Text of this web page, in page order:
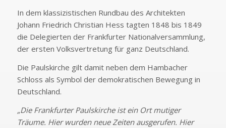
In dem klassizistischen Rundbau des Architekten
Johann Friedrich Christian Hess tagten 1848 bis 1849
die Delegierten der Frankfurter Nationalversammlung,
der ersten Volksvertretung für ganz Deutschland.
Die Paulskirche gilt damit neben dem Hambacher
Schloss als Symbol der demokratischen Bewegung in
Deutschland.
„Die Frankfurter Paulskirche ist ein Ort mutiger
Träume. Hier wurden neue Zeiten ausgerufen. Hier